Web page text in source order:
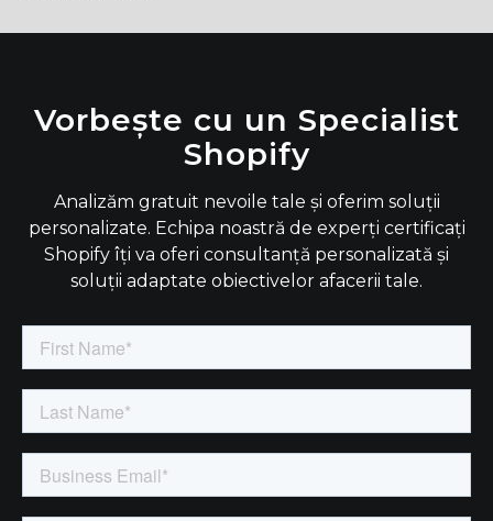
Vorbește cu un Specialist
Shopify
Analizăm gratuit nevoile tale și oferim soluții
personalizate. Echipa noastră de experți certificați
Shopify îți va oferi consultanță personalizată și
soluții adaptate obiectivelor afacerii tale.